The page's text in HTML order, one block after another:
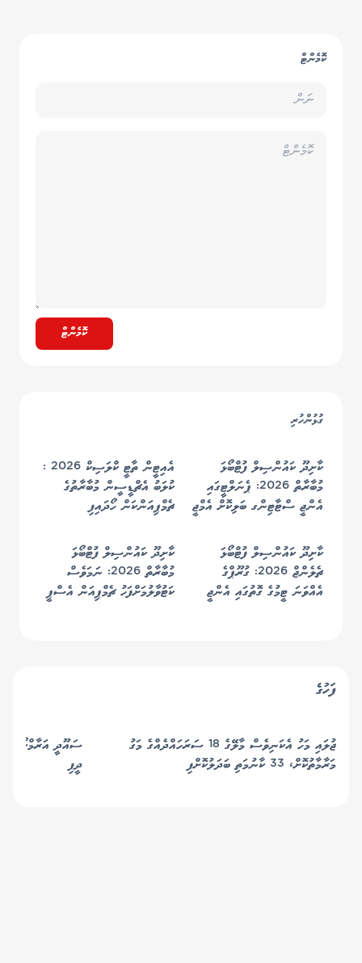
ކޮމެންޓް
ކޮމެންޓް
ގުޅުންހުރި
ކާށިދޫ ކައުންސިލް ފުޓްބޯޅަ
މުބާރާތް 2026: ޕެނަލްޓީގައި
އެންޖީ ސްޓާޓިންގ ބަލިކޮށް އެމްޖީ
ޗެމްޕިއަންކަން ހޯދައިފި
އެއިޓީން ތާޓީ ކްލަސިކް 2026 :
ކުލަބު އެޗްޑީސީން މުބާރާތުގެ
ޗެމްޕިއަންކަން ހޯދައިފި
ކާށިދޫ ކައުންސިލް ފުޓްބޯޅަ
ޗެލެންޖް 2026: ގުރޫޕްގެ
އެއްވަނަ ޓީމުގެ ގޮތުގައި އެންޖީ
ކާށިދޫ ކައުންސިލް ފުޓްބޯޅަ
މުބާރާތް 2026: ނަމަވެސް
ކަޓުވާލުމަށްފަހު ޗެމްޕިއަން އެސްޕީ
ފަހުގެ
ޖުލައި މަހު އެކަނިވެސް މާލޭގެ 18 ސަރަހައްދެއްގެ މަގު
މަރާމާތުކޮށް، 33 ކާނުމަތި ބަދަލުކޮށްފި
ސައޫދީ އަރާމްކޯގެ
ދީފި